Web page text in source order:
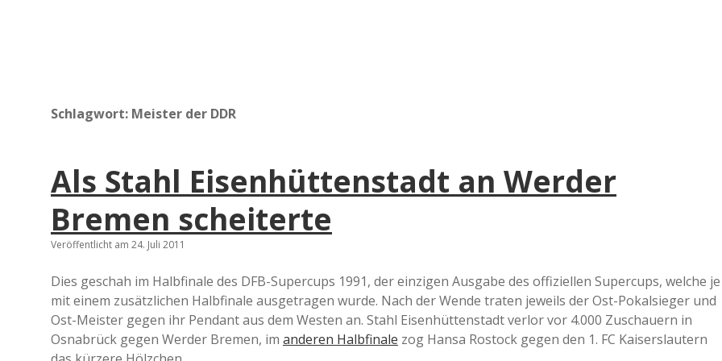
a
e
Schlagwort: Meister der DDR
Als Stahl Eisenhüttenstadt an Werder
Bremen scheiterte
Veröffentlicht am 24. Juli 2011
Dies geschah im Halbfinale des DFB-Supercups 1991, der einzigen Ausgabe des offiziellen Supercups, welche je
mit einem zusätzlichen Halbfinale ausgetragen wurde. Nach der Wende traten jeweils der Ost-Pokalsieger und
Ost-Meister gegen ihr Pendant aus dem Westen an. Stahl Eisenhüttenstadt verlor vor 4.000 Zuschauern in
Osnabrück gegen Werder Bremen, im anderen Halbfinale zog Hansa Rostock gegen den 1. FC Kaiserslautern